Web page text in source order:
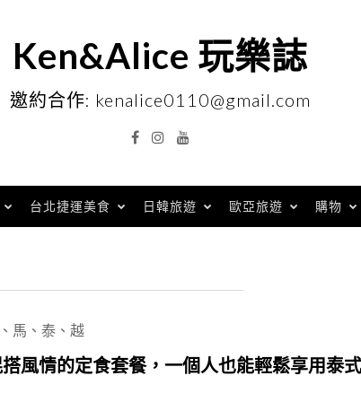
Ken&Alice 玩樂誌
邀約合作: kenalice0110@gmail.com
FacebookInstagramYouTube
台北捷運美食 日韓旅遊 歐亞旅遊 購物
馬、泰、越
風情的定食套餐，一個人也能輕鬆享用泰